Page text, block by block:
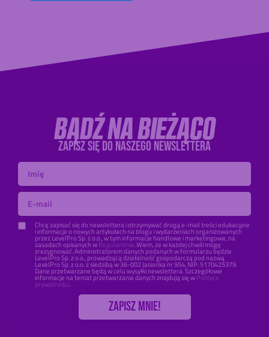
BĄDŹ NA BIEŻĄCO
ZAPISZ SIĘ DO NASZEGO NEWSLETTERA
Chcę zapisać się do newslettera i otrzymywać drogą e-mail treści edukacyjne
i informacje o nowych artykułach na blogu i wydarzeniach organizowanych
przez LevelPro Sp. z o.o., w tym informacje handlowe i marketingowe, na
zasadach opisanych wRegulaminie. Wiem, że w każdej chwili mogę
zrezygnować. Administratorem danych podanych w formularzu będzie
LevelPro Sp. z o.o., prowadzącą działalność gospodarczą pod nazwą
LevelPro Sp. z o.o. z siedzibą w 36-002 Jasionka nr 954, NIP: 5170425379.
Dane przetwarzane będą w celu wysyłki newslettera. Szczegółowe
informacje na temat przetwarzania danych znajdują się wPolityce
prywatności.
Zapisz mnie!